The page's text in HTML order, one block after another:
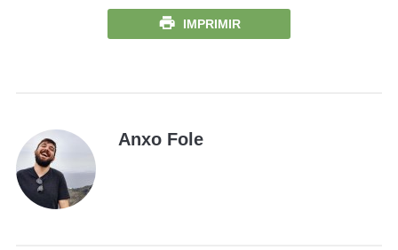
IMPRIMIR
Anxo Fole